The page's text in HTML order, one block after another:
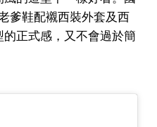
爹鞋配襯西裝外套及西
正式感，又不會過於簡